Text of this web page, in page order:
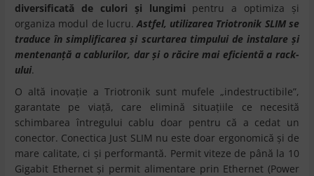
diversificată de culori și lungimi pentru a optimiza și
organiza modul de lucru.Astfel, utilizarea Triotronik SLIM se
traduce în simplificarea și scurtarea timpului de instalare și
mentenanță a cablurilor, dar și o răcire mai eficientă a rack-
ului.
O altă inovație a Triotronik sunt mufele „indestructibile”,
garantate pe viață, care elimină situațiile ce necesită
schimbarea întregului cablu doar pentru că a cedat un
conector. Conectica Just SLIM nu este doar ergonomică și de
mare calitate, ci și performantă. Permit viteze de până la 10
Gigabit Ethernet și permit alimentare prin Ethernet (Power